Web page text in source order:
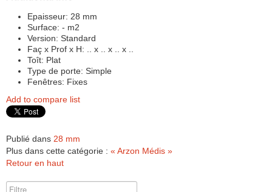
Epaisseur: 28 mm
Surface: - m2
Version: Standard
Faç x Prof x H:
.. x .. x .. x ..
Toît: Plat
Type de porte: Simple
Fenêtres: Fixes
Add to compare list
Publié dans 28 mm
Plus dans cette catégorie : « Arzon Médis »
Retour en haut